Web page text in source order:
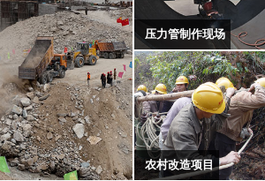
压力管制作现场
农村改造项目